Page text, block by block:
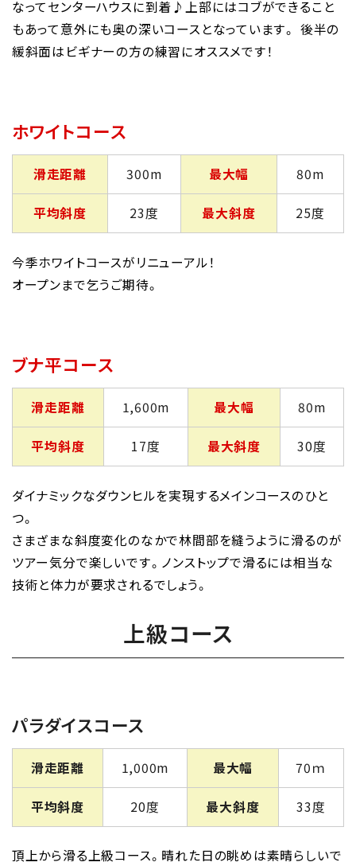
なってセンターハウスに到着♪上部にはコブができること
もあって意外にも奥の深いコースとなっています。 後半の
緩斜面はビギナーの方の練習にオススメです！
ホワイトコース
滑走距離 300m 最大幅 80m
平均斜度 23度 最大斜度 25度
今季ホワイトコースがリニューアル！
オープンまで乞うご期待。
ブナ平コース
滑走距離 1,600m 最大幅 80m
平均斜度 17度 最大斜度 30度
ダイナミックなダウンヒルを実現するメインコースのひと
つ。
さまざまな斜度変化のなかで林間部を縫うように滑るのが
ツアー気分で楽しいです。ノンストップで滑るには相当な
技術と体力が要求されるでしょう。
上級コース
パラダイスコース
滑走距離 1,000m 最大幅 70ｍ
平均斜度 20度 最大斜度 33度
頂上から滑る上級コース。晴れた日の眺めは素晴らしいで